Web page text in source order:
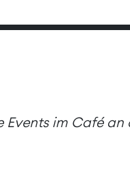
Events im Café an